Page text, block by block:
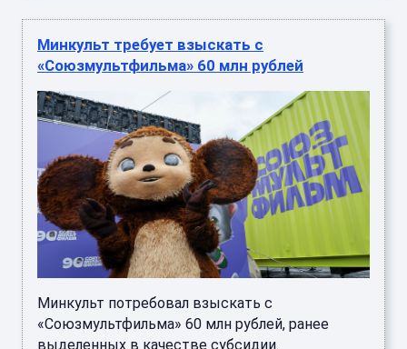
Минкульт требует взыскать с
«Союзмультфильма» 60 млн рублей
Минкульт потребовал взыскать с
«Союзмультфильма» 60 млн рублей, ранее
выделенных в качестве субсидии.